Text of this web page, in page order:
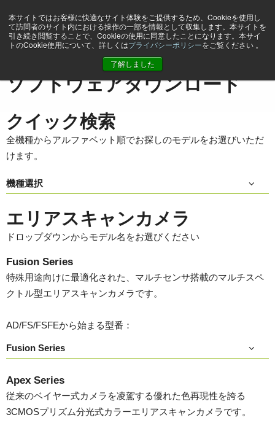
本サイトではお客様に快適なサイト体験をご提供するため、Cookieを使用し
て訪問者のサイト内における操作の一部を情報として収集します。本サイトを
引き続き閲覧することで、Cookieの使用に同意したことになります。本サイ
トのCookie使用について、詳しくはプライバシーポリシーをご覧ください 。
了解しました
ソフトウェアダウンロード
ソフトウェアダウンロード
クイック検索
全機種からアルファベット順でお探しのモデルをお選びいただ
けます。
機種選択
エリアスキャンカメラ
ドロップダウンからモデル名をお選びください
Fusion Series
特殊用途向けに最適化された、マルチセンサ搭載のマルチスペ
クトル型エリアスキャンカメラです。
AD/FS/FSFEから始まる型番：
Fusion Series
Apex Series
従来のベイヤー式カメラを凌駕する優れた色再現性を誇る
3CMOSプリズム分光式カラーエリアスキャンカメラです。